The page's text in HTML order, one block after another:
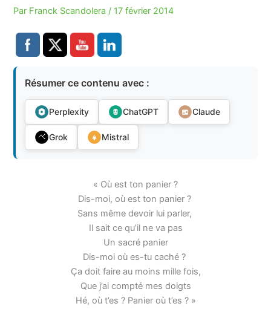
Par Franck Scandolera / 17 février 2014
Résumer ce contenu avec :
Perplexity ChatGPT Claude
Grok Mistral
« Où est ton panier ?
Dis-moi, où est ton panier ?
Sans même devoir lui parler,
Il sait ce qu’il ne va pas
Un sacré panier
Dis-moi où es-tu caché ?
Ça doit faire au moins mille fois,
Que j’ai compté mes doigts
Hé, où t’es ? Panier où t’es ? »